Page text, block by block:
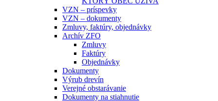
VZN – príspevky
VZN – dokumenty
Zmluvy, faktúry, objednávky
Archív ZFO
Zmluvy
Faktúry
Objednávky
Dokumenty
Výrub drevín
Verejné obstarávanie
Dokumenty na stiahnutie